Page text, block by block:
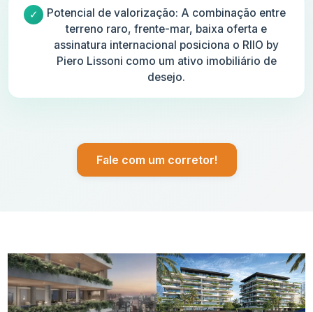
Potencial de valorização: A combinação entre
terreno raro, frente-mar, baixa oferta e
assinatura internacional posiciona o RIIO by
Piero Lissoni como um ativo imobiliário de
desejo.
Fale com um corretor!